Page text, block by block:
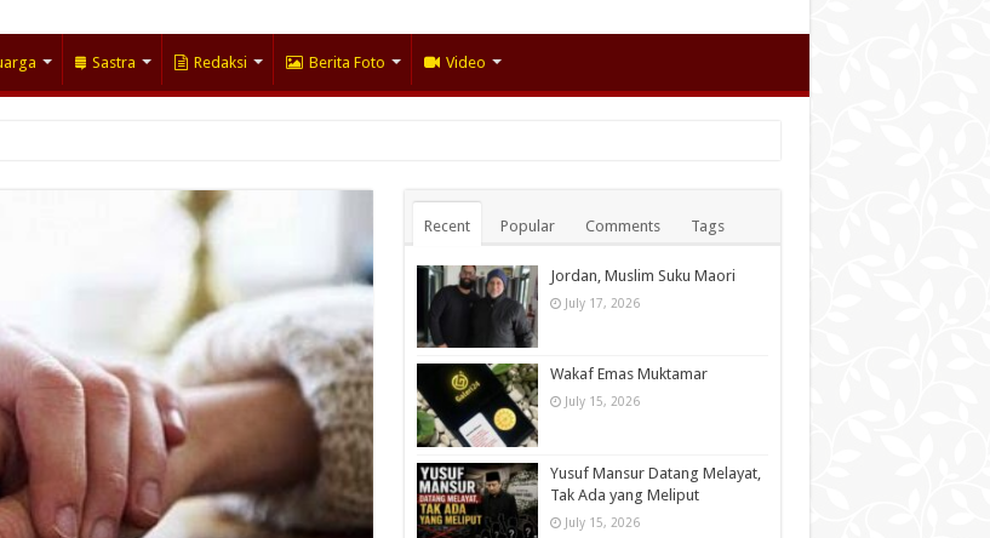
Sastra Redaksi Berita Foto Video
Recent Popular Comments Tags
Jordan, Muslim Suku Maori
July 17, 2026
Wakaf Emas Muktamar
July 15, 2026
Yusuf Mansur Datang Melayat,
Tak Ada yang Meliput
July 15, 2026